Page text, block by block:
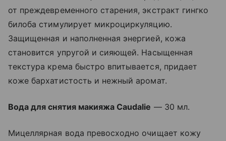
от преждевременного старения, экстракт гингко
билоба стимулирует микроциркуляцию.
Защищенная и наполненная энергией, кожа
становится упругой и сияющей. Насыщенная
текстура крема быстро впитывается, придает
коже бархатистость и нежный аромат.
Вода для снятия макияжа Caudalie — 30 мл.
Мицеллярная вода превосходно очищает кожу